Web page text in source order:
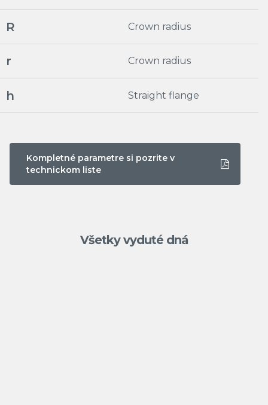
R Crown radius
r Crown radius
h Straight flange
Kompletné parametre si pozrite v
technickom liste
Všetky vyduté dná